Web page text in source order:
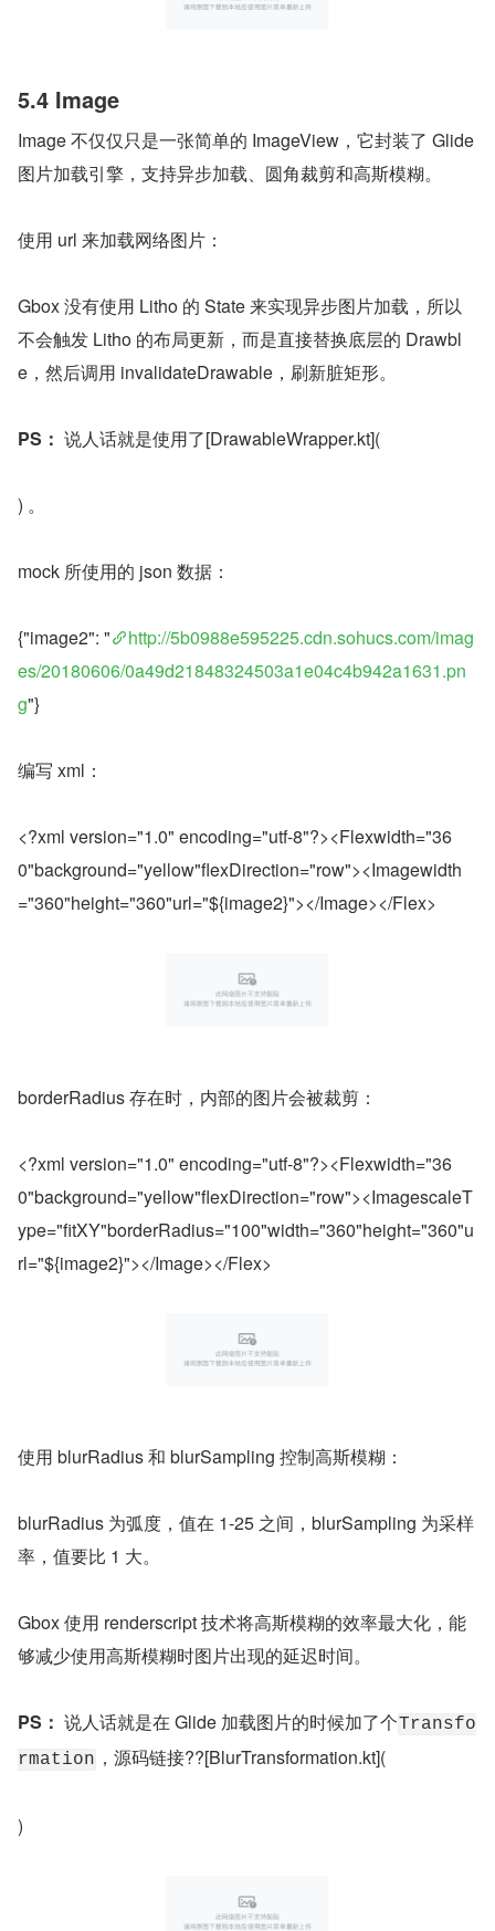
5.4 Image
Image 不仅仅只是一张简单的 ImageView，它封装了 Glide
图片加载引擎，支持异步加载、圆角裁剪和高斯模糊。
使用 url 来加载网络图片：
Gbox 没有使用 Litho 的 State 来实现异步图片加载，所以
不会触发 Litho 的布局更新，而是直接替换底层的 Drawbl
e，然后调用 invalidateDrawable，刷新脏矩形。
PS： 说人话就是使用了[DrawableWrapper.kt](
) 。
mock 所使用的 json 数据：
{"image2": "
http://5b0988e595225.cdn.sohucs.com/imag
es/20180606/0a49d21848324503a1e04c4b942a1631.pn
g"}
编写 xml：
<?xml version="1.0" encoding="utf-8"?><Flexwidth="36
0"background="yellow"flexDirection="row"><Imagewidth
="360"height="360"url="${image2}"></Image></Flex>
borderRadius 存在时，内部的图片会被裁剪：
<?xml version="1.0" encoding="utf-8"?><Flexwidth="36
0"background="yellow"flexDirection="row"><ImagescaleT
ype="fitXY"borderRadius="100"width="360"height="360"u
rl="${image2}"></Image></Flex>
使用 blurRadius 和 blurSampling 控制高斯模糊：
blurRadius 为弧度，值在 1-25 之间，blurSampling 为采样
率，值要比 1 大。
Gbox 使用 renderscript 技术将高斯模糊的效率最大化，能
够减少使用高斯模糊时图片出现的延迟时间。
PS： 说人话就是在 Glide 加载图片的时候加了个Transfo
rmation ，源码链接??[BlurTransformation.kt](
)